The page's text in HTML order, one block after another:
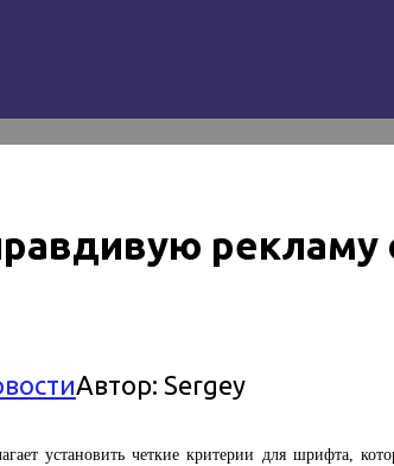
рекламу
Автор: Sergey
установить четкие критерии для шрифта,